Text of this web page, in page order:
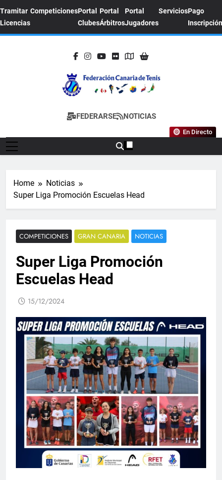
Tramitar
Licencias
CompeticionesPortal
Clubes
Portal
Árbitros
Portal
Jugadores
ServiciosPago
Inscripción
FEDERACION
CANARIA DE
TENIS
Sitio Oficial De La Federación Canaria De
FEDERARSE NOTICIAS
En Directo
Home
Noticias
Super Liga Promoción Escuelas Head
COMPETICIONES GRAN CANARIA NOTICIAS
Super Liga Promoción
Escuelas Head
15/12/2024